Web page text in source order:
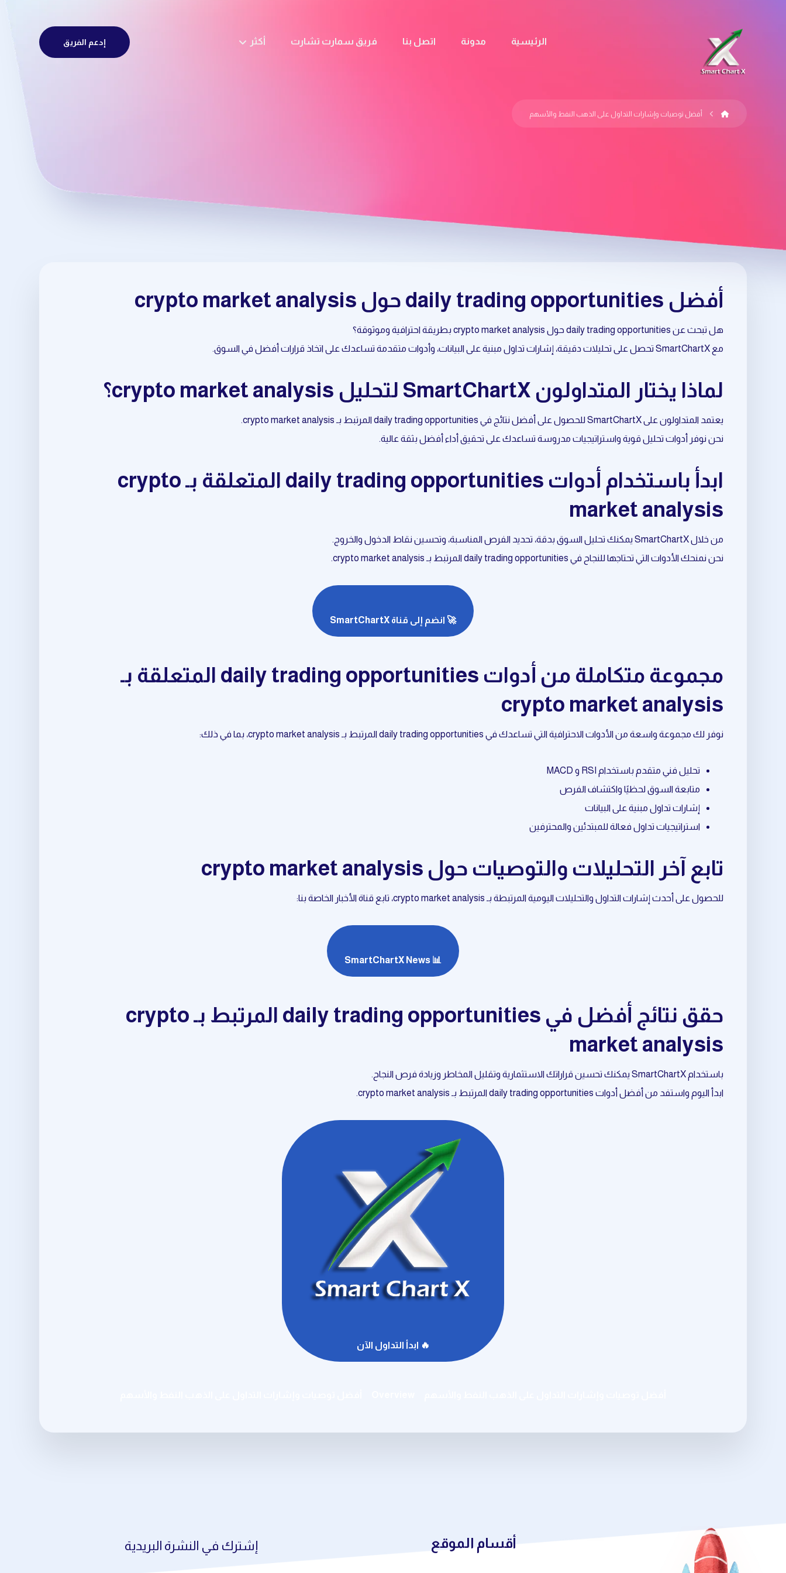
الرئيسية مدونة اتصل بنا فريق سمارت تشارت أكثر إدعم الفريق
أفضل توصيات وإشارات التداول على الذهب النفط والأسهم
أفضل daily trading opportunities حول crypto market analysis
هل تبحث عن daily trading opportunities حول crypto market analysis بطريقة احترافية وموثوقة؟
مع SmartChartX تحصل على تحليلات دقيقة، إشارات تداول مبنية على البيانات، وأدوات متقدمة تساعدك على اتخاذ قرارات أفضل في السوق.
لماذا يختار المتداولون SmartChartX لتحليل crypto market analysis؟
يعتمد المتداولون على SmartChartX للحصول على أفضل نتائج في daily trading opportunities المرتبط بـ crypto market analysis.
نحن نوفر أدوات تحليل قوية واستراتيجيات مدروسة تساعدك على تحقيق أداء أفضل بثقة عالية.
ابدأ باستخدام أدوات daily trading opportunities المتعلقة بـ crypto
market analysis
من خلال SmartChartX يمكنك تحليل السوق بدقة، تحديد الفرص المناسبة، وتحسين نقاط الدخول والخروج.
نحن نمنحك الأدوات التي تحتاجها للنجاح في daily trading opportunities المرتبط بـ crypto market analysis.
🚀 انضم إلى قناة SmartChartX
مجموعة متكاملة من أدوات daily trading opportunities المتعلقة بـ
crypto market analysis
نوفر لك مجموعة واسعة من الأدوات الاحترافية التي تساعدك في daily trading opportunities المرتبط بـ crypto market analysis، بما في ذلك:
تحليل فني متقدم باستخدام RSI و MACD
متابعة السوق لحظيًا واكتشاف الفرص
إشارات تداول مبنية على البيانات
استراتيجيات تداول فعالة للمبتدئين والمحترفين
تابع آخر التحليلات والتوصيات حول crypto market analysis
للحصول على أحدث إشارات التداول والتحليلات اليومية المرتبطة بـ crypto market analysis، تابع قناة الأخبار الخاصة بنا:
📊 SmartChartX News
حقق نتائج أفضل في daily trading opportunities المرتبط بـ crypto
market analysis
باستخدام SmartChartX يمكنك تحسين قراراتك الاستثمارية وتقليل المخاطر وزيادة فرص النجاح.
ابدأ اليوم واستفد من أفضل أدوات daily trading opportunities المرتبط بـ crypto market analysis.
🔥 ابدأ التداول الآن
أقسام الموقع إشترك في النشرة البريدية